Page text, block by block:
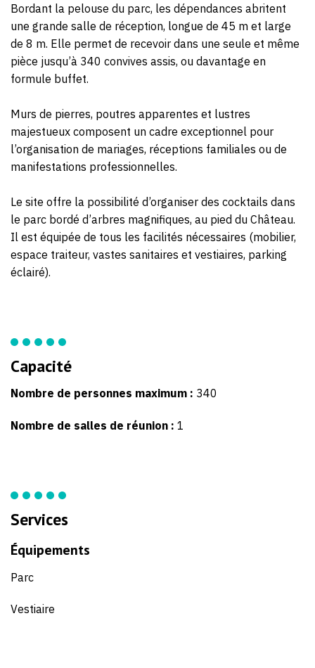
Bordant la pelouse du parc, les dépendances abritent
une grande salle de réception, longue de 45 m et large
de 8 m. Elle permet de recevoir dans une seule et même
pièce jusqu’à 340 convives assis, ou davantage en
formule buffet.
Murs de pierres, poutres apparentes et lustres
majestueux composent un cadre exceptionnel pour
l’organisation de mariages, réceptions familiales ou de
manifestations professionnelles.
Le site offre la possibilité d’organiser des cocktails dans
le parc bordé d’arbres magnifiques, au pied du Château.
Il est équipée de tous les facilités nécessaires (mobilier,
espace traiteur, vastes sanitaires et vestiaires, parking
éclairé).
Capacité
Nombre de personnes maximum : 340
Nombre de salles de réunion : 1
Services
Équipements
Parc
Vestiaire